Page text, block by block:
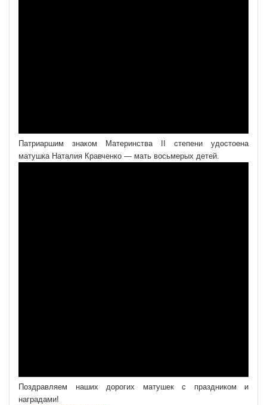
Патриаршим знаком Материнства II степени удостоена
матушка Наталия Кравченко — мать восьмерых детей.
Поздравляем наших дорогих матушек с праздником и
наградами!